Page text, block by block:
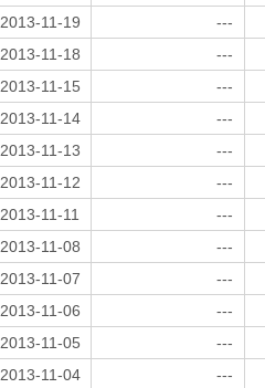
2013-11-19
---
2013-11-18
---
2013-11-15
---
2013-11-14
---
2013-11-13
---
2013-11-12
---
2013-11-11
---
2013-11-08
---
2013-11-07
---
2013-11-06
---
2013-11-05
---
2013-11-04
---